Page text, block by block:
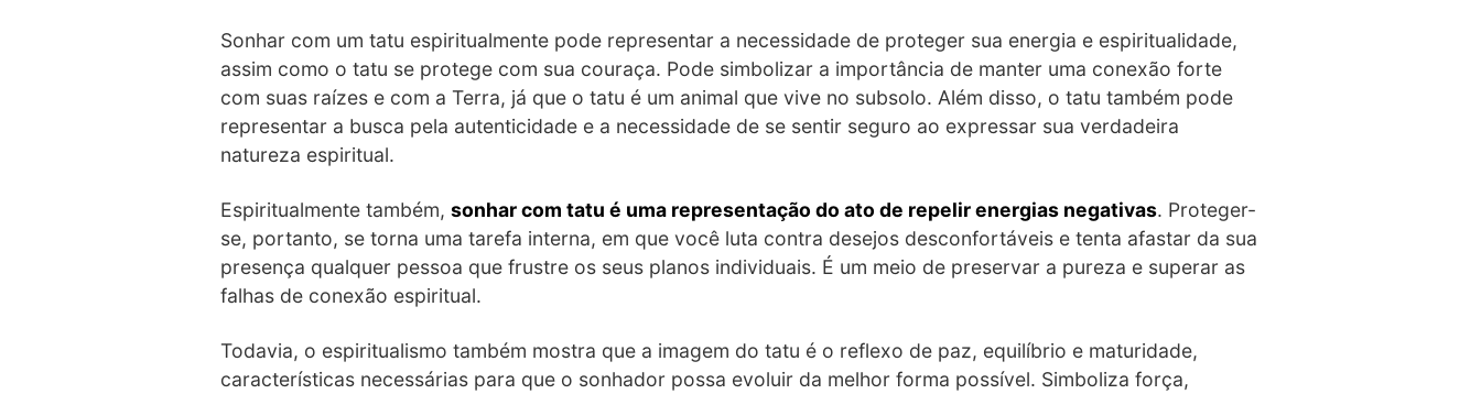
Sonhar com um tatu espiritualmente pode representar a necessidade de proteger sua energia e espiritualidade,
assim como o tatu se protege com sua couraça. Pode simbolizar a importância de manter uma conexão forte
com suas raízes e com a Terra, já que o tatu é um animal que vive no subsolo. Além disso, o tatu também pode
representar a busca pela autenticidade e a necessidade de se sentir seguro ao expressar sua verdadeira
natureza espiritual.
Espiritualmente também, sonhar com tatu é uma representação do ato de repelir energias negativas. Proteger-
se, portanto, se torna uma tarefa interna, em que você luta contra desejos desconfortáveis e tenta afastar da sua
presença qualquer pessoa que frustre os seus planos individuais. É um meio de preservar a pureza e superar as
falhas de conexão espiritual.
Todavia, o espiritualismo também mostra que a imagem do tatu é o reflexo de paz, equilíbrio e maturidade,
características necessárias para que o sonhador possa evoluir da melhor forma possível. Simboliza força,